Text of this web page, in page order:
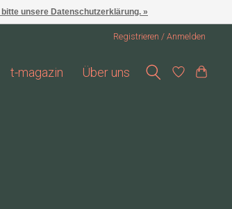
Registrieren / Anmelden
t-magazin Über uns
unsere Datenschutzerklärung. »